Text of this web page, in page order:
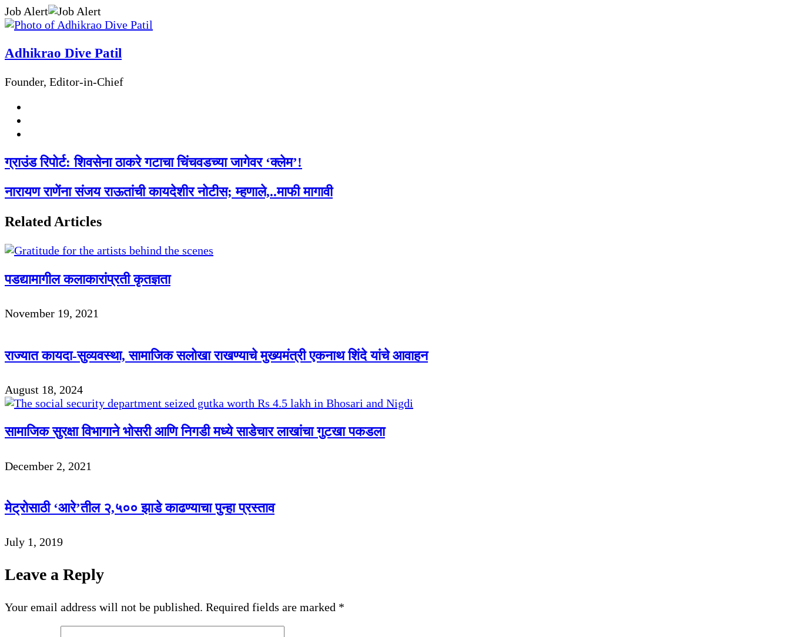
via
Facebook
Twitter
LinkedIn
Pinterest
Messenger
Messenger
WhatsApp
Telegram
Share
Print
Job Alert
Adhikrao Dive Patil
Founder, Editor-in-Chief
ग्राउंड रिपोर्ट: शिवसेना ठाकरे गटाचा चिंचवडच्या जागेवर ‘क्लेम’!
नारायण राणेंना संजय राऊतांची कायदेशीर नोटीस; म्हणाले,..माफी मागावी
Related Articles
पडद्यामागील कलाकारांप्रती कृतज्ञता
November 19, 2021
राज्यात कायदा-सुव्यवस्था, सामाजिक सलोखा राखण्याचे मुख्यमंत्री एकनाथ शिंदे यांचे आवाहन
August 18, 2024
सामाजिक सुरक्षा विभागाने भोसरी आणि निगडी मध्ये साडेचार लाखांचा गुटखा पकडला
December 2, 2021
मेट्रोसाठी ‘आरे’तील २,५०० झाडे काढण्याचा पुन्हा प्रस्ताव
July 1, 2019
Leave a Reply
Your email address will not be published. Required fields are marked *